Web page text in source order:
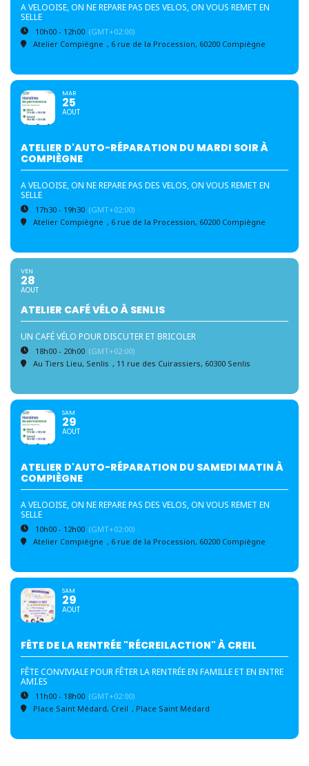
A VELOOISE, ON NE REPARE PAS DES VELOS, ON VOUS REMET EN
SELLE
10h00 - 12h00 (GMT+02:00)
Atelier Compiègne , 6 rue de la Procession, 60200 Compiègne
MAR
25
AOUT
ATELIER D'AUTO-RÉPARATION DU MARDI SOIR À
COMPIÈGNE
A VELOOISE, ON NE REPARE PAS DES VELOS, ON VOUS REMET EN
SELLE
17h30 - 19h30 (GMT+02:00)
Atelier Compiègne , 6 rue de la Procession, 60200 Compiègne
VEN
28
AOUT
ATELIER CAFÉ VÉLO À SENLIS
UN CAFÉ VÉLO POUR DISCUTER ET BRICOLER
18h00 - 20h00 (GMT+02:00)
Au Tiers Lieu, Senlis , 11 rue des Cuirassiers, 60300 Senlis
SAM
29
AOUT
ATELIER D'AUTO-RÉPARATION DU SAMEDI MATIN À
COMPIÈGNE
A VELOOISE, ON NE REPARE PAS DES VELOS, ON VOUS REMET EN
SELLE
10h00 - 12h00 (GMT+02:00)
Atelier Compiègne , 6 rue de la Procession, 60200 Compiègne
SAM
29
AOUT
FÊTE DE LA RENTRÉE "RÉCREILACTION" À CREIL
FÊTE CONVIVIALE POUR FÊTER LA RENTRÉE EN FAMILLE ET EN ENTRE
AMI.ES
11h00 - 18h00 (GMT+02:00)
Place Saint Médard, Creil , Place Saint Médard